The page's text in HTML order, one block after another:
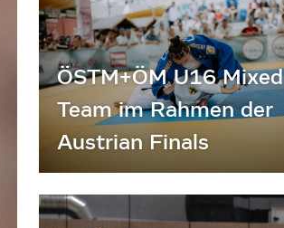
ÖSTM+ÖM U16 Mixed
Team im Rahmen der
Austrian Finals